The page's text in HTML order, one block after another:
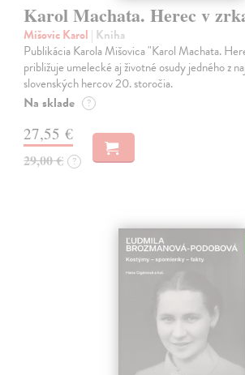
Karol Machata. Herec v
Mišovic Karol | Kniha
Publikácia Karola Mišovica "Karol Machata.
približuje umelecké aj životné osudy jedného z
slovenských hercov 20. storočia.
Na sklade ?
27,55 €
29,00 € ?